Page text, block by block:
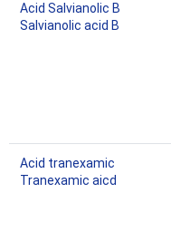
Acid Salvianolic B
Salvianolic acid B
Acid tranexamic
Tranexamic aicd